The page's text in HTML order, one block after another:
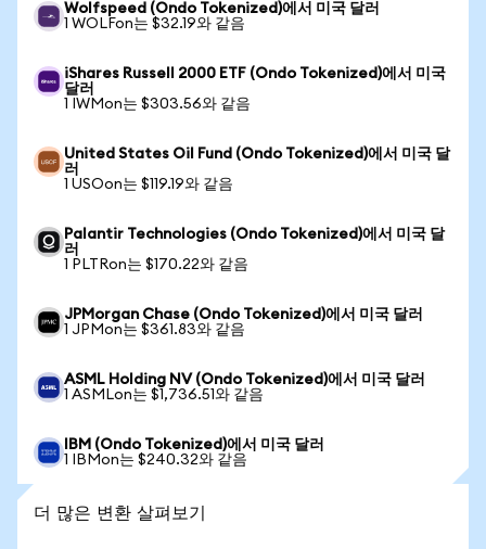
Wolfspeed (Ondo Tokenized)에서 미국 달러
1 WOLFon는 $32.19와 같음
iShares Russell 2000 ETF (Ondo Tokenized)에서 미국
달러
1 IWMon는 $303.56와 같음
United States Oil Fund (Ondo Tokenized)에서 미국 달
러
1 USOon는 $119.19와 같음
Palantir Technologies (Ondo Tokenized)에서 미국 달
러
1 PLTRon는 $170.22와 같음
JPMorgan Chase (Ondo Tokenized)에서 미국 달러
1 JPMon는 $361.83와 같음
ASML Holding NV (Ondo Tokenized)에서 미국 달러
1 ASMLon는 $1,736.51와 같음
IBM (Ondo Tokenized)에서 미국 달러
1 IBMon는 $240.32와 같음
더 많은 변환 살펴보기